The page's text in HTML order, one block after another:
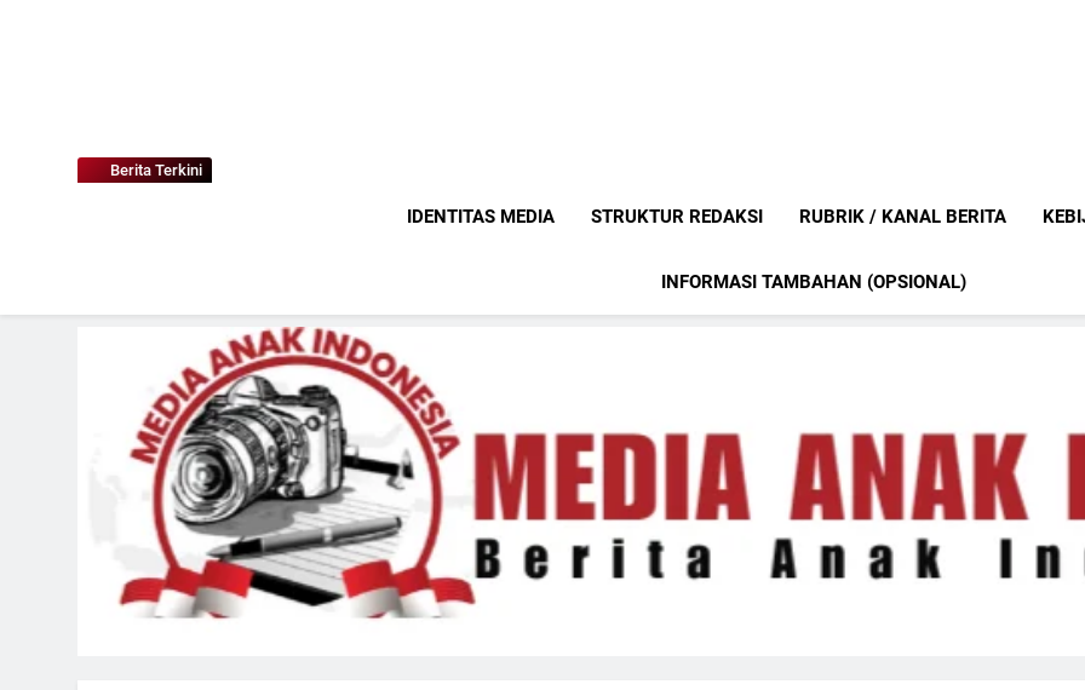
Berita Terkini
IDENTITAS MEDIA STRUKTUR REDAKSI RUBRIK / KANAL BERITA
INFORMASI TAMBAHAN (OPSIONAL)